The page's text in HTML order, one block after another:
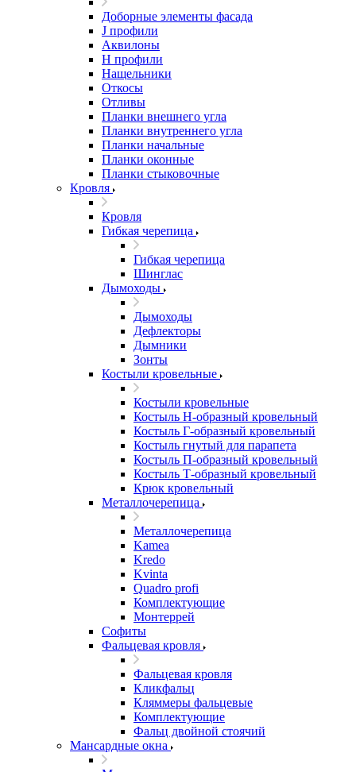
Доборные элементы фасада
J профили
Аквилоны
Н профили
Нащельники
Откосы
Отливы
Планки внешнего угла
Планки внутреннего угла
Планки начальные
Планки оконные
Планки стыковочные
Кровля
Кровля
Гибкая черепица
Гибкая черепица
Шинглас
Дымоходы
Дымоходы
Дефлекторы
Дымники
Зонты
Костыли кровельные
Костыли кровельные
Костыль H-образный кровельный
Костыль Г-образный кровельный
Костыль гнутый для парапета
Костыль П-образный кровельный
Костыль Т-образный кровельный
Крюк кровельный
Металлочерепица
Металлочерепица
Kamea
Kredo
Kvinta
Quadro profi
Комплектующие
Монтеррей
Софиты
Фальцевая кровля
Фальцевая кровля
Кликфальц
Кляммеры фальцевые
Комплектующие
Фальц двойной стоячий
Мансардные окна